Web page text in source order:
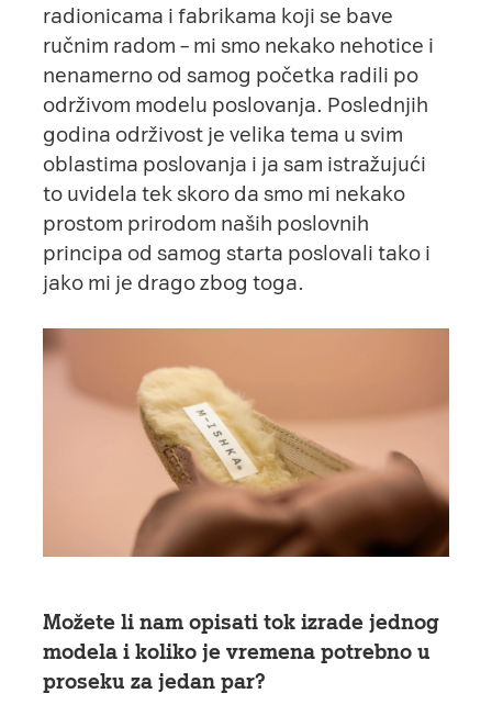
radionicama i fabrikama koji se bave
ručnim radom – mi smo nekako nehotice i
nenamerno od samog početka radili po
održivom modelu poslovanja. Poslednjih
godina održivost je velika tema u svim
oblastima poslovanja i ja sam istražujući
to uvidela tek skoro da smo mi nekako
prostom prirodom naših poslovnih
principa od samog starta poslovali tako i
jako mi je drago zbog toga.
Možete li nam opisati tok izrade jednog
modela i koliko je vremena potrebno u
proseku za jedan par?